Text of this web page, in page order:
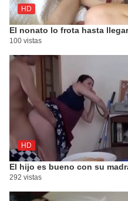
HD
El nonato lo frota hasta
100 vistas
HD
El hijo es bueno con su
292 vistas